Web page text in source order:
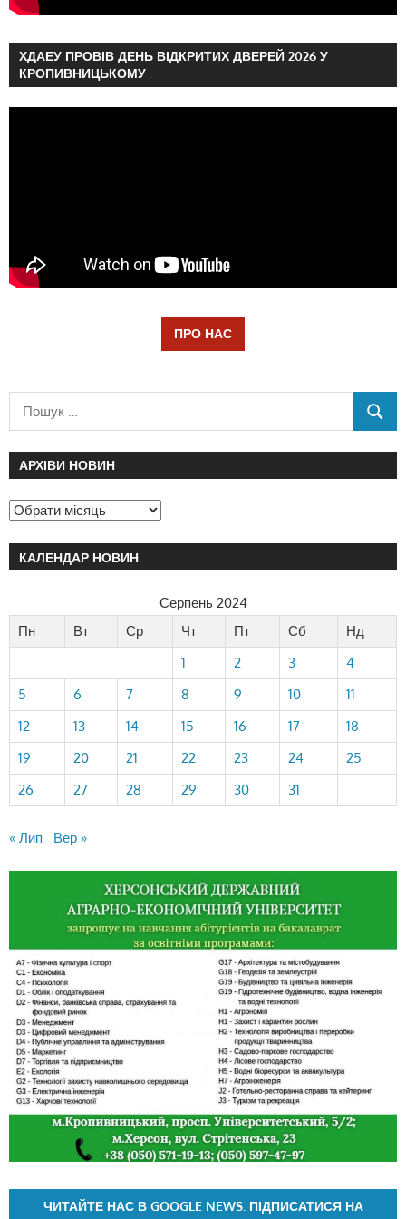
ХДАЕУ ПРОВІВ ДЕНЬ ВІДКРИТИХ ДВЕРЕЙ 2026 У
КРОПИВНИЦЬКОМУ
ПРО НАС
АРХІВИ НОВИН
КАЛЕНДАР НОВИН
Серпень 2024
Пн
Вт Ср Чт Пт Сб
Нд
1
2 3
4
5
6 7 8 9 10
11
12
13 14 15 16 17
18
19
20 21 22 23 24
25
26
27 28 29 30 31
« Лип Вер »
ЧИТАЙТЕ НАС В GOOGLE NEWS. ПІДПИСАТИСЯ НА